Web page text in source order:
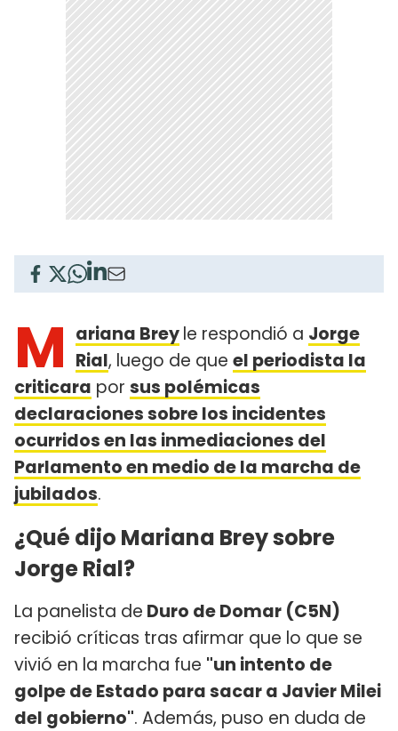
M ariana Breyle respondió a Jorge
Rial, luego de que el periodista la
criticara por sus polémicas
declaraciones sobre los incidentes
ocurridos en las inmediaciones del
Parlamento en medio de la marcha de
jubilados.
¿Qué dijo Mariana Brey sobre
Jorge Rial?
La panelista de Duro de Domar (C5N)
recibió críticas tras afirmar que lo que se
vivió en la marcha fue "un intento de
golpe de Estado para sacar a Javier Milei
del gobierno". Además, puso en duda de